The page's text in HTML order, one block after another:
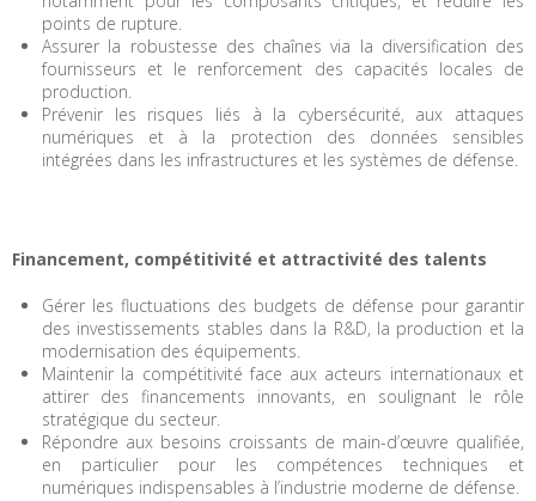
points de rupture.
Assurer la robustesse des chaînes via la diversification des
fournisseurs et le renforcement des capacités locales de
production.
Prévenir les risques liés à la cybersécurité, aux attaques
numériques et à la protection des données sensibles
intégrées dans les infrastructures et les systèmes de défense.
Financement, compétitivité et attractivité des talents
Gérer les fluctuations des budgets de défense pour garantir
des investissements stables dans la R&D, la production et la
modernisation des équipements.
Maintenir la compétitivité face aux acteurs internationaux et
attirer des financements innovants, en soulignant le rôle
stratégique du secteur.
Répondre aux besoins croissants de main-d’œuvre qualifiée,
en particulier pour les compétences techniques et
numériques indispensables à l’industrie moderne de défense.